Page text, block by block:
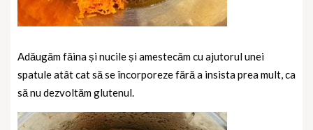
Adăugăm făina și nucile și amestecăm cu ajutorul unei
spatule atât cat să se încorporeze fără a insista prea mult, ca
să nu dezvoltăm glutenul.